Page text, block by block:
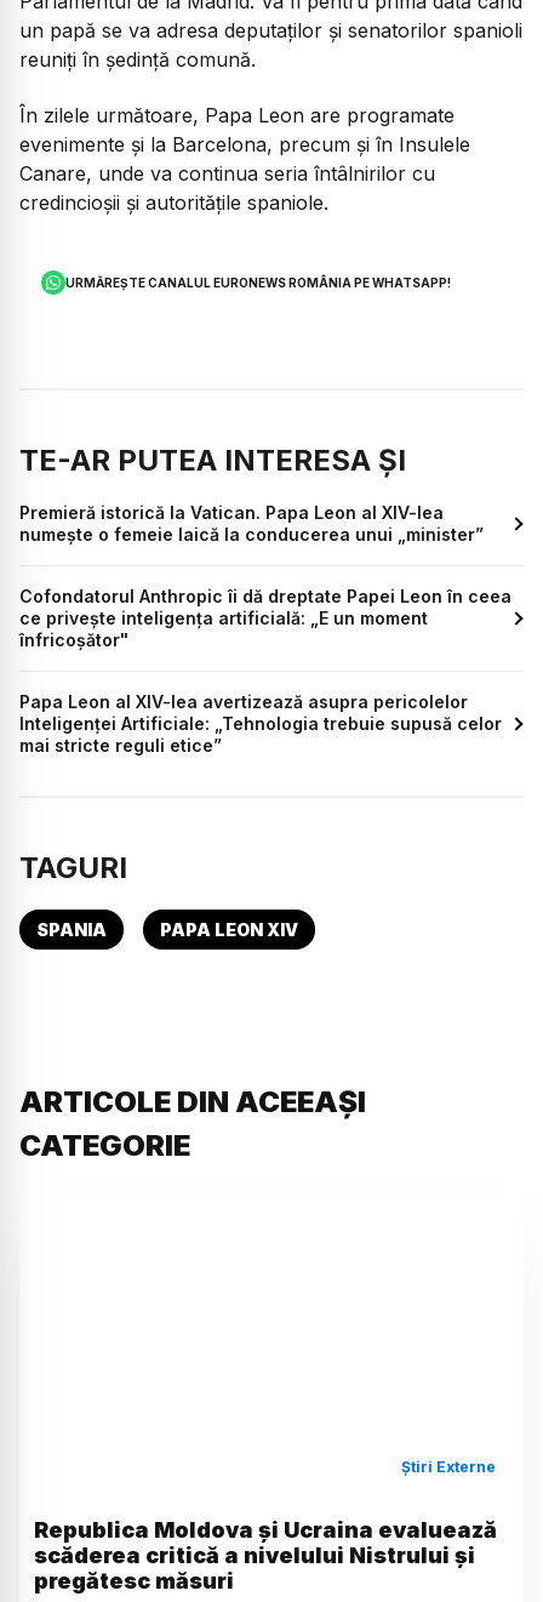
un papă se va adresa deputaților și senatorilor spanioli
reuniți în ședință comună.
În zilele următoare, Papa Leon are programate
evenimente și la Barcelona, precum și în Insulele
Canare, unde va continua seria întâlnirilor cu
credincioșii și autoritățile spaniole.
URMĂREȘTE CANALUL EURONEWS ROMÂNIA PE WHATSAPP!
TE-AR PUTEA INTERESA ȘI
Premieră istorică la Vatican. Papa Leon al XIV-lea
numește o femeie laică la conducerea unui „minister”
Cofondatorul Anthropic îi dă dreptate Papei Leon în ceea
ce privește inteligența artificială: „E un moment
înfricoșător"
Papa Leon al XIV-lea avertizează asupra pericolelor
Inteligenței Artificiale: „Tehnologia trebuie supusă celor
mai stricte reguli etice”
TAGURI
SPANIA PAPA LEON XIV
ARTICOLE DIN ACEEAȘI
CATEGORIE
Știri Externe
Republica Moldova și Ucraina evaluează
scăderea critică a nivelului Nistrului și
pregătesc măsuri